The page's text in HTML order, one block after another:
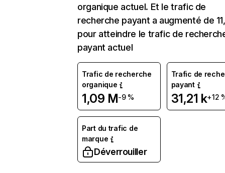
organique actuel. Et le trafic de
recherche payant a augmenté de
pour atteindre le trafic de
payant actuel
Trafic de recherche
organique
1,09 M-9 %
Trafic de
payant
31,21 k+12
Part du trafic de
marque
Déverrouiller